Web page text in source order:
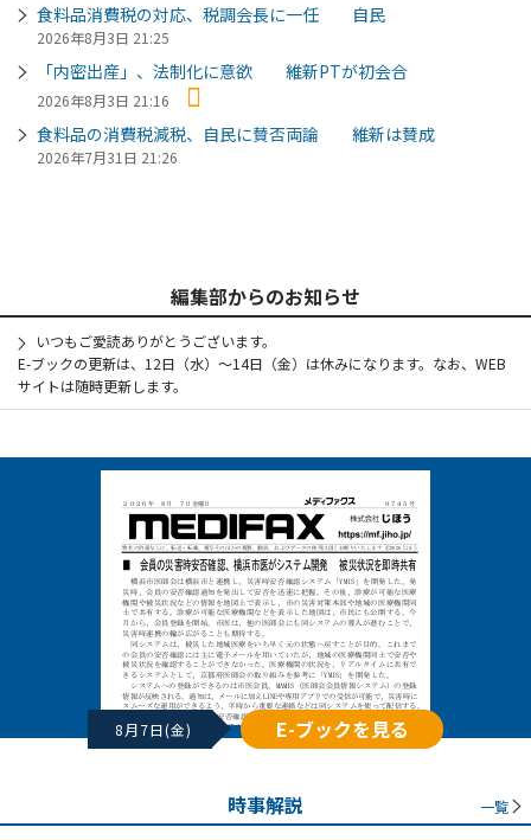
食料品消費税の対応、税調会長に一任 自民
2026年8月3日 21:25
「内密出産」、法制化に意欲 維新PTが初会合
2026年8月3日 21:16
食料品の消費税減税、自民に賛否両論 維新は賛成
2026年7月31日 21:26
編集部からのお知らせ
いつもご愛読ありがとうございます。
E-ブックの更新は、12日（水）～14日（金）は休みになります。なお、WEB
サイトは随時更新します。
8月7日(金) E-ブックを見る
時事解説 一覧